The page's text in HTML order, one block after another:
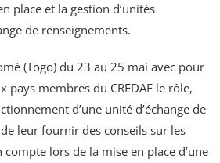
place et la gestion d’unités
de renseignements.
(Togo) du 23 au 25 mai avec pour
pays membres du CREDAF le rôle,
d’une unité d’échange de
leur fournir des conseils sur les
lors de la mise en place d’une